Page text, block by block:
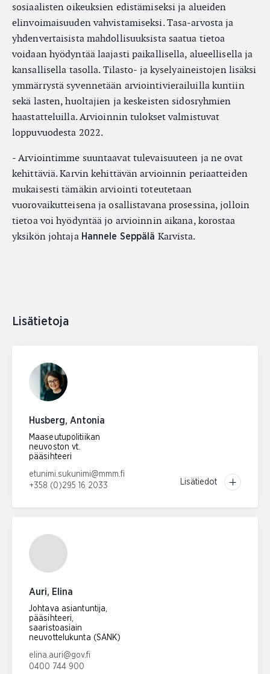
sosiaalisten oikeuksien edistämiseksi ja alueiden
elinvoimaisuuden vahvistamiseksi. Tasa-arvosta ja
yhdenvertaisista mahdollisuuksista saatua tietoa
voidaan hyödyntää laajasti paikallisella, alueellisella ja
kansallisella tasolla. Tilasto- ja kyselyaineistojen lisäksi
ymmärrystä syvennetään arviointivierailuilla kuntiin
sekä lasten, huoltajien ja keskeisten sidosryhmien
haastatteluilla. Arvioinnin tulokset valmistuvat
loppuvuodesta 2022.
- Arviointimme suuntaavat tulevaisuuteen ja ne ovat
kehittäviä. Karvin kehittävän arvioinnin periaatteiden
mukaisesti tämäkin arviointi toteutetaan
vuorovaikutteisena ja osallistavana prosessina, jolloin
tietoa voi hyödyntää jo arvioinnin aikana, korostaa
yksikön johtaja Hannele Seppälä Karvista.
Lisätietoja
Husberg, Antonia
Maaseutupolitiikan
neuvoston vt.
pääsihteeri
Sähköpostiosoite:
etunimi.sukunimi@mmm.fi
Puhelinnumero:
+358 (0)295 16 2033 Lisätiedot
Auri, Elina
Johtava asiantuntija,
pääsihteeri,
saaristoasiain
neuvottelukunta (SANK)
Sähköpostiosoite:
elina.auri@gov.fi
Puhelinnumero:
0400 744 900